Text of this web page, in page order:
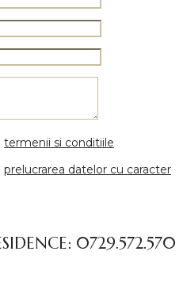
termenii si conditiile
prelucrarea datelor cu caracter
0729.572.570